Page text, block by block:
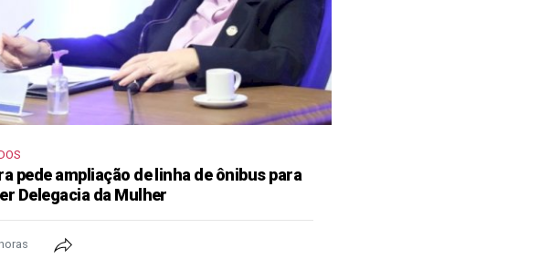
pede ampliação de linha de ônibus para
Delegacia da Mulher